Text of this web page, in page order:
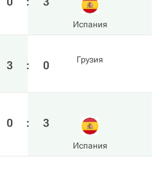
Испания
3 : 0 Грузия
0 : 3
Испания